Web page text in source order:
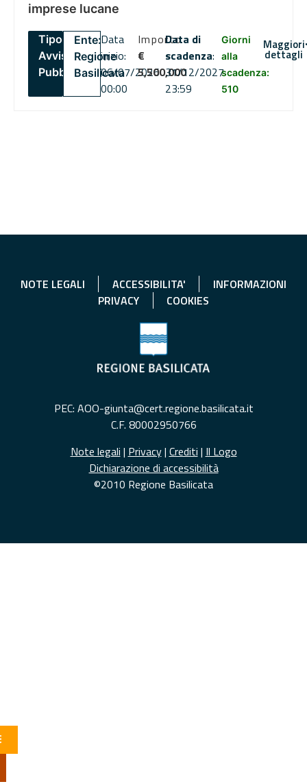
imprese lucane
Tipo:
Avviso
Pubblico
Ente:
Regione
Basilicata
Data
inizio:
06/07/2026
00:00
Importo
€
5,500,000
Data di
scadenza:
31/12/2027
23:59
Giorni
alla
scadenza:
510
Maggiori
dettagli
NOTE LEGALI ACCESSIBILITA'
INFORMAZIONI
PRIVACY
COOKIES
PEC: AOO-giunta@cert.regione.basilicata.it
C.F. 80002950766
Note legali | Privacy| Crediti | Il Logo
Dichiarazione di accessibilità
©2010 Regione Basilicata